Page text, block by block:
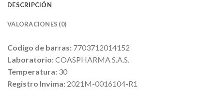
DESCRIPCIÓN
VALORACIONES (0)
Codigo de barras: 7703712014152
Laboratorio:COASPHARMA S.A.S.
Temperatura: 30
Registro Invima: 2021M-0016104-R1